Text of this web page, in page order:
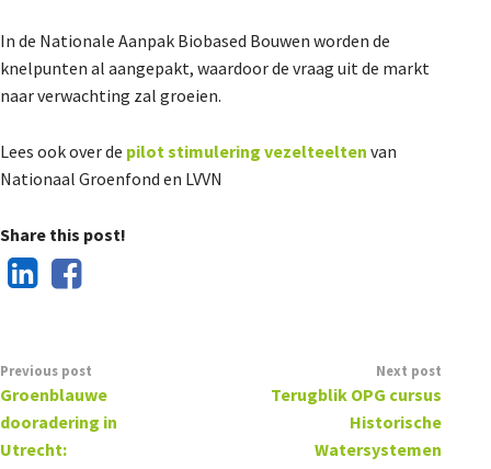
In de Nationale Aanpak Biobased Bouwen worden de
knelpunten al aangepakt, waardoor de vraag uit de markt
naar verwachting zal groeien.
Lees ook over de pilot stimulering vezelteelten van
Nationaal Groenfond en LVVN
Share this post!
Previous post
Groenblauwe
dooradering in
Utrecht:
Next post
Terugblik OPG cursus
Historische
Watersystemen